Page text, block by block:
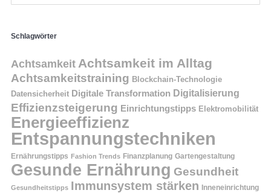
Schlagwörter
Achtsamkeit Achtsamkeit im Alltag
Achtsamkeitstraining Blockchain-Technologie
Datensicherheit Digitale Transformation Digitalisierung
Effizienzsteigerung Einrichtungstipps Elektromobilität
Energieeffizienz
Entspannungstechniken
Ernährungstipps Fashion Trends Finanzplanung Gartengestaltung
Gesunde Ernährung Gesundheit
Gesundheitstipps Immunsystem stärken Inneneinrichtung